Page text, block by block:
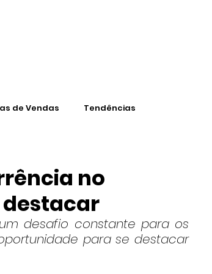
de Vendas Tendências
no
desafio constante para os
para se destacar